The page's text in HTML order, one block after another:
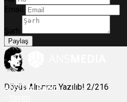
Email
Şərh
Paylaş
Döyüş Alnınıza Yazılıb! 2/216
ANSÇM Radio